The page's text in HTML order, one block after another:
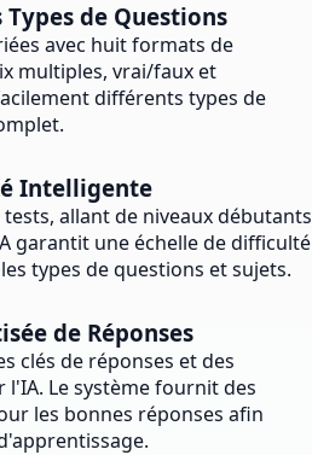
de Questions
avec huit formats de
multiples, vrai/faux et
différents types de
Intelligente
allant de niveaux débutants
garantit une échelle de difficulté
types de questions et sujets.
de Réponses
clés de réponses et des
Le système fournit des
les bonnes réponses afin